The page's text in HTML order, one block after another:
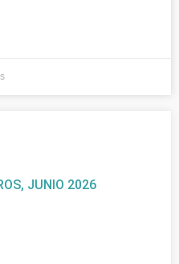
JUNIO 2026